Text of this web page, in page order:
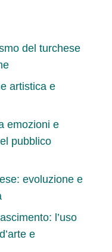
del turchese
artistica e
emozioni e
pubblico
evoluzione e
l’uso
e